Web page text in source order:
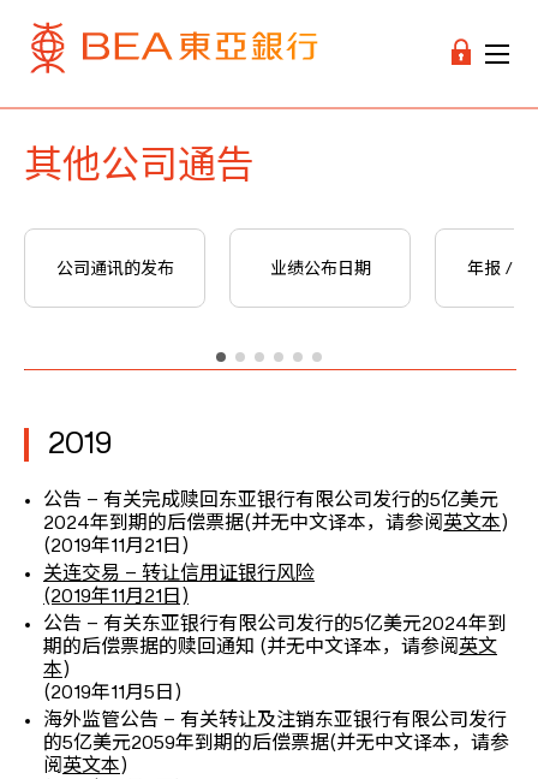
其他公司通告
公司通讯的发布 业绩公布日期 年报 / 中
2019
公告 – 有关完成赎回东亚银行有限公司发行的5亿美元
2024年到期的后偿票据(并无中文译本，请参阅 英文本)
(2019年11月21日)
关连交易 – 转让信用证银行风险
(2019年11月21日)
公告 – 有关东亚银行有限公司发行的5亿美元2024年到
期的后偿票据的赎回通知 (并无中文译本，请参阅 英文
本)
(2019年11月5日)
海外监管公告 – 有关转让及注销东亚银行有限公司发行
的5亿美元2059年到期的后偿票据(并无中文译本，请参
阅 英文本)